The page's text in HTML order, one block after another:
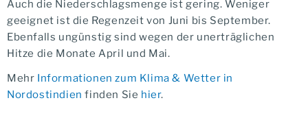
Auch die Niederschlagsmenge ist gering. Weniger
geeignet ist die Regenzeit von Juni bis September.
Ebenfalls ungünstig sind wegen der unerträglichen
Hitze die Monate April und Mai.
Mehr Informationen zum Klima & Wetter in
Nordostindien finden Sie hier.